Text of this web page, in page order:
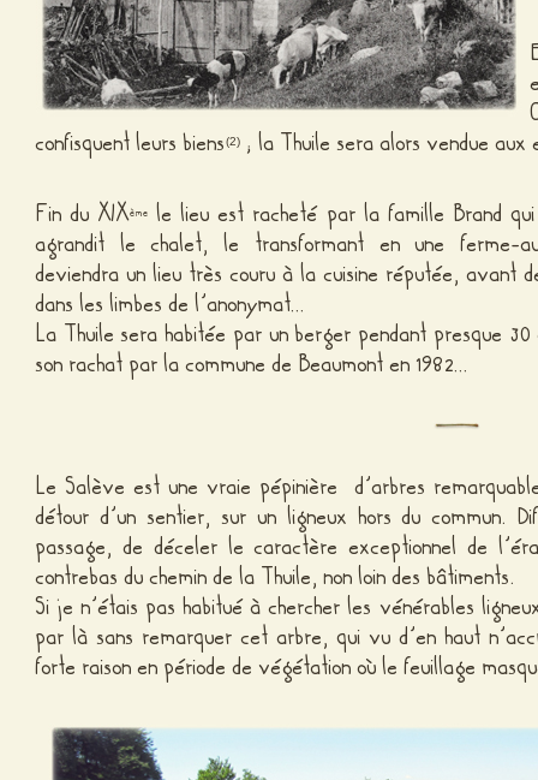
confisquent leurs biens(2) ; la Thuile sera alors vendue aux
Fin du XIXème le lieu est racheté par la famille Brand
agrandit le chalet, le transformant en une ferme-
deviendra un lieu très couru à la cuisine réputée, avant
dans les limbes de l’anonymat…
La Thuile sera habitée par un berger pendant presque
son rachat par la commune de Beaumont en 1982…
Le Salève est une vraie pépinière d’arbres
détour d’un sentier, sur un ligneux hors du commun.
passage, de déceler le caractère exceptionnel de
contrebas du chemin de la Thuile, non loin des bâtiments.
Si je n’étais pas habitué à chercher les vénérables
par là sans remarquer cet arbre, qui vu d’en haut
forte raison en période de végétation où le feuillage